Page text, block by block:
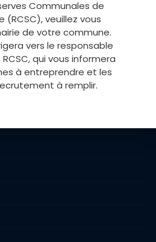
Communaux Feux de Forêts du
Var.
rapide
Communales de
(RCSC), veuillez vous
de votre commune.
vers le responsable
qui vous informera
à entreprendre et les
à remplir.